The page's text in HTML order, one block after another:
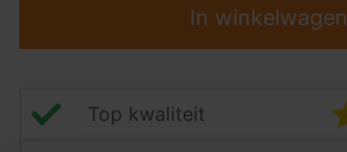
In winkelwagen
Top kwaliteit